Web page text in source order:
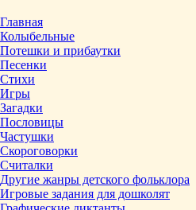
Главная
Колыбельные
Потешки и прибаутки
Песенки
Стихи
Игры
Загадки
Пословицы
Частушки
Скороговорки
Считалки
Другие жанры детского фольклора
Игровые задания для дошколят